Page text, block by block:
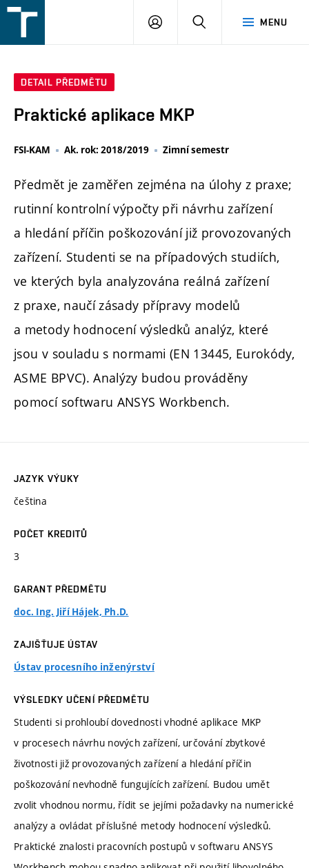
v
MENU
PŘIHLÁŠENÍ
DETAIL PŘEDMĚTU
Praktické aplikace MKP
FSI-KAM Ak. rok: 2018/2019 Zimní semestr
Předmět je zaměřen zejména na úlohy z praxe;
rutinní kontrolní výpočty při návrhu zařízení
a hledání příčin poškozování již provozovaných
zařízení. Studenti se na případových studiích,
ve kterých byla analyzována reálná zařízení
z praxe, naučí zásady přípravy modelů
a metody hodnocení výsledků analýz, které
jsou v souladu s normami (EN 13445, Eurokódy,
ASME BPVC). Analýzy budou prováděny
pomocí softwaru ANSYS Workbench.
JAZYK VÝUKY
čeština
POČET KREDITŮ
3
GARANT PŘEDMĚTU
doc. Ing. Jiří Hájek, Ph.D.
ZAJIŠŤUJE ÚSTAV
Ústav procesního inženýrství
VÝSLEDKY UČENÍ PŘEDMĚTU
Studenti si prohloubí dovednosti vhodné aplikace MKP
v procesech návrhu nových zařízení, určování zbytkové
životnosti již provozovaných zařízení a hledání příčin
poškozování nevhodně fungujících zařízení. Budou umět
zvolit vhodnou normu, řídit se jejími požadavky na numerické
analýzy a ovládat příslušné metody hodnocení výsledků.
Praktické znalosti pracovních postupů v softwaru ANSYS